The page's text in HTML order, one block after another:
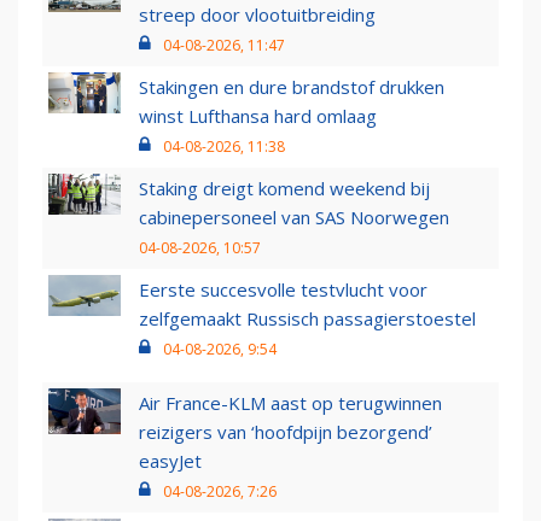
streep door vlootuitbreiding
04-08-2026, 11:47
Stakingen en dure brandstof drukken
winst Lufthansa hard omlaag
04-08-2026, 11:38
Staking dreigt komend weekend bij
cabinepersoneel van SAS Noorwegen
04-08-2026, 10:57
Eerste succesvolle testvlucht voor
zelfgemaakt Russisch passagierstoestel
04-08-2026, 9:54
Air France-KLM aast op terugwinnen
reizigers van ‘hoofdpijn bezorgend’
easyJet
04-08-2026, 7:26